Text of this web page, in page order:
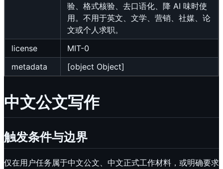
验、格式核验、去口语化、降 AI 味时使
用。不用于英文、文学、营销、社媒、论
文或个人求职。
license
MIT-0
metadata
[object Object]
中文公文写作
触发条件与边界
仅在用户任务属于中文公文、中文正式工作材料，或明确要求